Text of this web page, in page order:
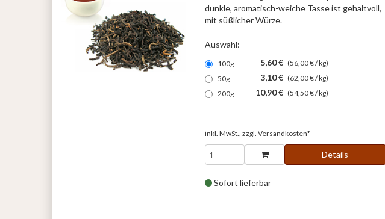
dunkle, aromatisch-weiche Tasse ist gehaltvoll,
mit süßlicher Würze.
Auswahl:
100g 5,60 € (56,00 € / kg)
50g
3,10 € (62,00 € / kg)
200g
10,90 € (54,50 € / kg)
inkl. MwSt., zzgl. Versandkosten*
Details
Sofort lieferbar